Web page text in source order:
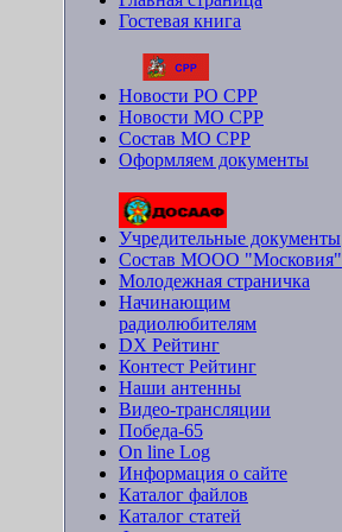
Гостевая книга
Новости РО СРР
Новости МО СРР
Состав МО СРР
Оформляем документы
Учредительные документы
Состав МООО "Московия"
Молодежная страничка
Начинающим
радиолюбителям
DX Рейтинг
Контест Рейтинг
Наши антенны
Видео-трансляции
Победа-65
On line Log
Информация о сайте
Каталог файлов
Каталог статей